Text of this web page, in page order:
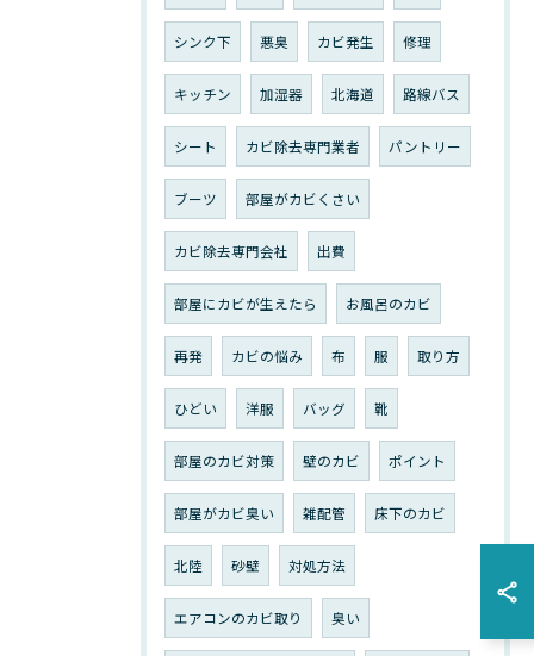
シンク下 悪臭 カビ発生 修理
キッチン 加湿器 北海道 路線バス
シート カビ除去専門業者 パントリー
ブーツ 部屋がカビくさい
カビ除去専門会社 出費
部屋にカビが生えたら お風呂のカビ
再発 カビの悩み 布 服 取り方
ひどい 洋服 バッグ 靴
部屋のカビ対策 壁のカビ ポイント
部屋がカビ臭い 雑配管 床下のカビ
北陸 砂壁 対処方法
エアコンのカビ取り 臭い